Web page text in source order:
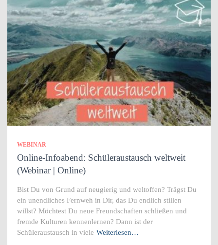
WEBINAR
Online-Infoabend: Schüleraustausch weltweit
(Webinar | Online)
Bist Du von Grund auf neugierig und weltoffen? Trägst Du
ein unendliches Fernweh in Dir, das Du endlich stillen
willst? Möchtest Du neue Freundschaften schließen und
fremde Kulturen kennenlernen? Dann ist der
Schüleraustausch in viele Weiterlesen…